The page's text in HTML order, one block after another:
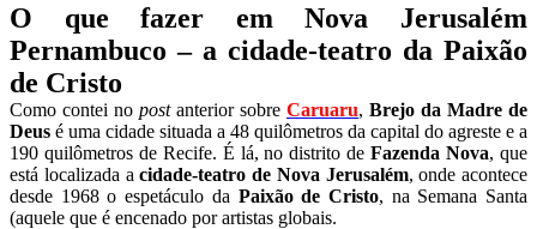
O que fazer em Nova Jerusalém
Pernambuco – a cidade-teatro da Paixão
de Cristo
Como contei no postanterior sobre Caruaru, Brejo da Madre de
Deus é uma cidade situada a 48 quilômetros da capital do agreste e a
190 quilômetros de Recife. É lá, no distrito deFazenda Nova, que
está localizada acidade-teatro de Nova Jerusalém, onde acontece
desde 1968 o espetáculo da Paixão de Cristo, na Semana Santa
(aquele que é encenado por artistas globais.